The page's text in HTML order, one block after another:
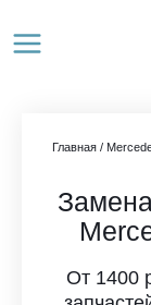
содержимому
Главная /
От 1400